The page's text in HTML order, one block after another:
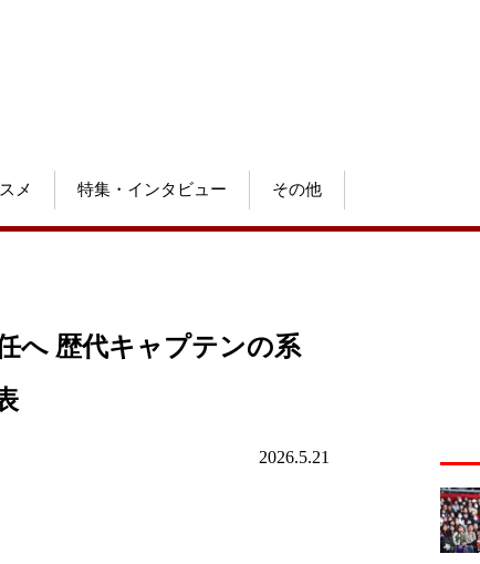
メ 特集・インタビュー その他
へ 歴代キャプテンの系
2026.5.21